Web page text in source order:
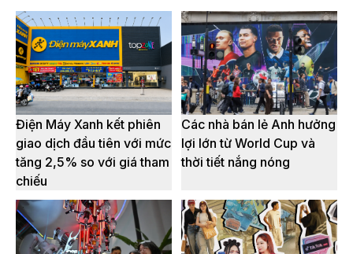
Điện Máy Xanh kết phiên
giao dịch đầu tiên với mức
tăng 2,5% so với giá tham
chiếu
Các nhà bán lẻ Anh hưởng
lợi lớn từ World Cup và
thời tiết nắng nóng